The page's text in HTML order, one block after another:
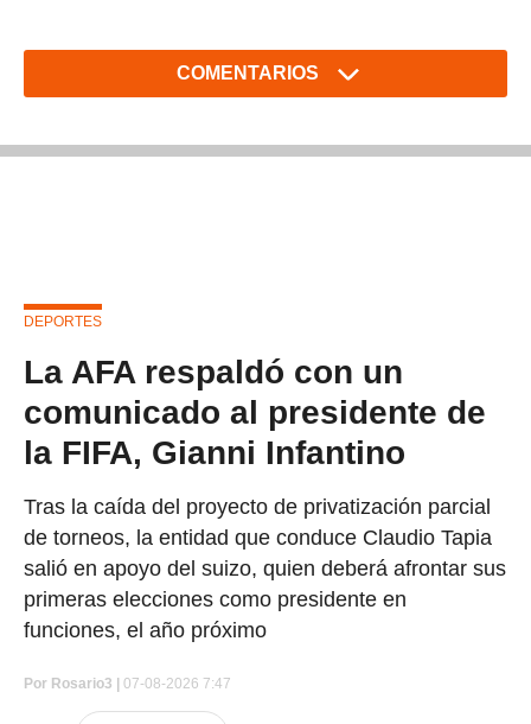
COMENTARIOS